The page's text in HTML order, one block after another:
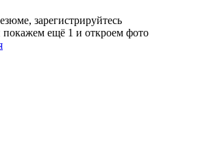
зарегистрируйтесь
покажем ещё 1 и откроем фото